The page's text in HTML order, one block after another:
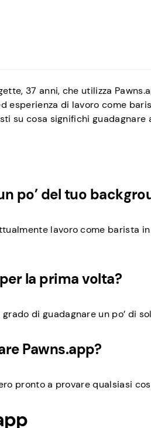
37 anni, che utilizza
esperienza di lavoro come
su cosa significhi
po’ del tuo
lavoro come barista
la prima volta?
di guadagnare un po’ di
Pawns.app?
pronto a provare qualsiasi